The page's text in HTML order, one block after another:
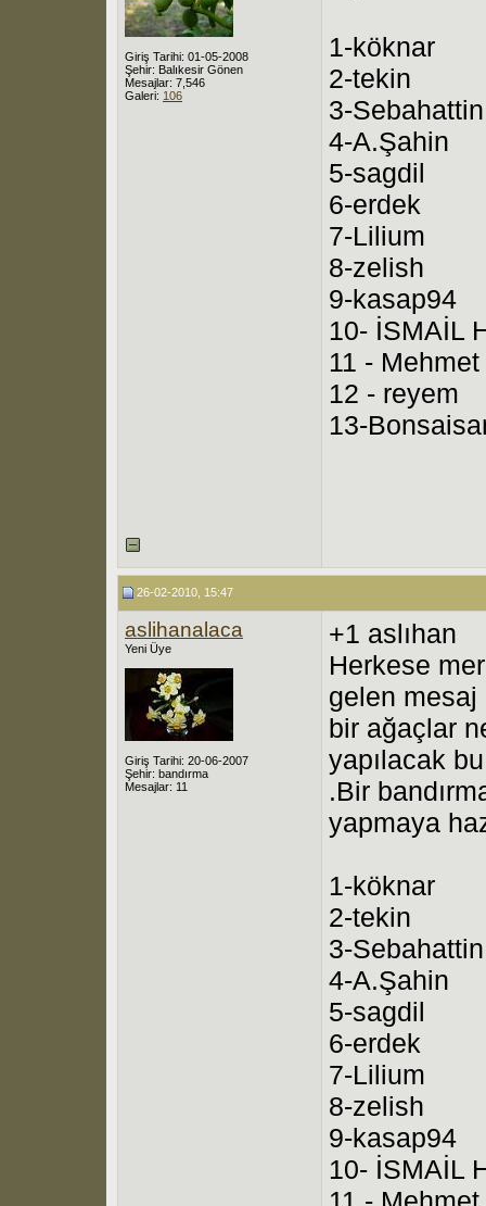
Giriş Tarihi: 01-05-2008
Şehir: Balıkesir Gönen
Mesajlar: 7,546
Galeri: 106
1-köknar
2-tekin
3-
4-A.Şahin
5-sagdil
6-erdek
7-Lilium
8-zelish
9-kasap94
10- İSMAİL
11 -
12 - reyem
13-
26-02-2010, 15:47
aslihanalaca
Yeni Üye
Giriş Tarihi: 20-06-2007
Şehir: bandırma
Mesajlar: 11
+1 aslıhan
Herkese
gelen mesaj
bir ağaçlar
yapılacak
.Bir
yapmaya
1-köknar
2-tekin
3-
4-A.Şahin
5-sagdil
6-erdek
7-Lilium
8-zelish
9-kasap94
10- İSMAİL